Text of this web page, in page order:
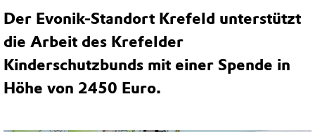
Der Evonik-Standort Krefeld unterstützt
die Arbeit des Krefelder
Kinderschutzbunds mit einer Spende in
Höhe von 2450 Euro.